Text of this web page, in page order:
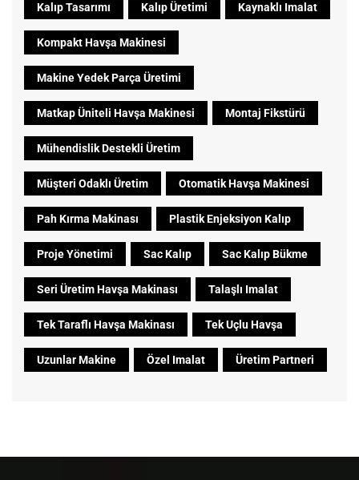
Kalıp Tasarımı Kalıp Üretimi Kaynaklı Imalat
Kompakt Havşa Makinesi
Makine Yedek Parça Üretimi
Matkap Üniteli Havşa Makinesi Montaj Fikstürü
Mühendislik Destekli Üretim
Müşteri Odaklı Üretim Otomatik Havşa Makinesi
Pah Kırma Makinası Plastik Enjeksiyon Kalıp
Proje Yönetimi Sac Kalıp Sac Kalıp Bükme
Seri Üretim Havşa Makinası Talaşlı Imalat
Tek Taraflı Havşa Makinası Tek Uçlu Havşa
Uzunlar Makine Özel Imalat Üretim Partneri